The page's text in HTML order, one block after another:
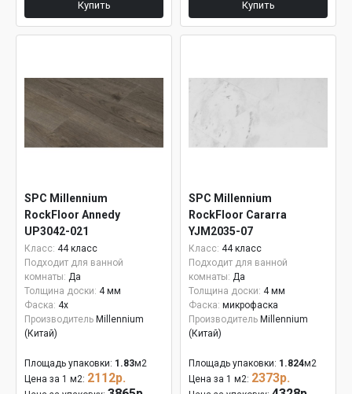
Купить Купить
SPC Millennium
RockFloor Annedy
UP3042-021
Класс: 44 класс
Подходит для ванной
комнаты: Да
Толщина доски: 4 мм
Фаска: 4x
Производитель Millennium
(Китай)
Площадь упаковки: 1.83м2
Цена за 1 м2: 2112р.
SPC Millennium
RockFloor Cararra
YJM2035-07
Класс: 44 класс
Подходит для ванной
комнаты: Да
Толщина доски: 4 мм
Фаска: микрофаска
Производитель Millennium
(Китай)
Площадь упаковки: 1.824м2
Цена за 1 м2: 2373р.